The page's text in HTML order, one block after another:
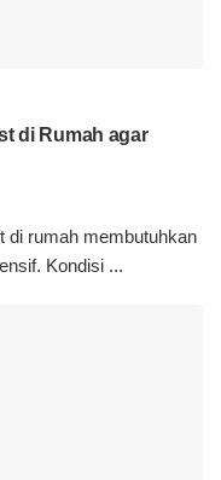
di Rumah agar
di rumah membutuhkan
Kondisi ...